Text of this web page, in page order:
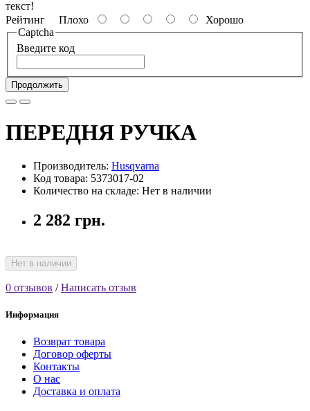
текст!
Рейтинг Плохо
Хорошо
Captcha
Введите код
Продолжить
ПЕРЕДНЯ РУЧКА
Производитель: Husqvarna
Код товара: 5373017-02
Количество на складе: Нет в наличии
2 282 грн.
Нет в наличии
0 отзывов /Написать отзыв
Информация
Возврат товара
Договор оферты
Контакты
О нас
Доставка и оплата